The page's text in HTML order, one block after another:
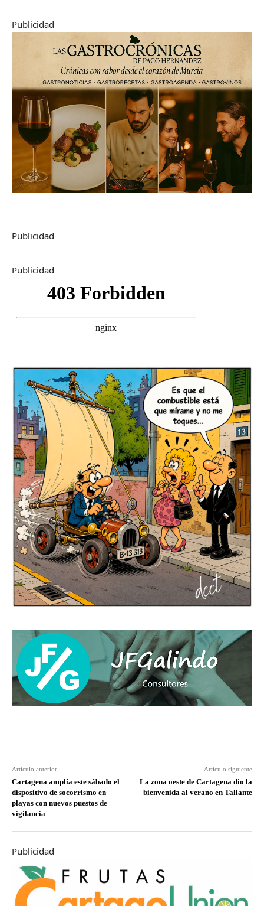
Publicidad
Publicidad
Publicidad
Artículo anterior
Cartagena amplía este sábado el
dispositivo de socorrismo en
playas con nuevos puestos de
vigilancia
Artículo siguiente
La zona oeste de Cartagena dio la
bienvenida al verano en Tallante
Publicidad